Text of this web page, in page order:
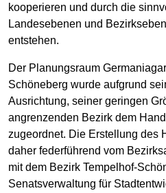
kooperieren und durch die
Landesebenen und
entstehen.
Der Planungsraum
Schöneberg wurde aufgrund
Ausrichtung, seiner geringen
angrenzenden Bezirk dem
zugeordnet. Die Erstellung des
daher federführend vom
mit dem Bezirk Tempelhof-
Senatsverwaltung für